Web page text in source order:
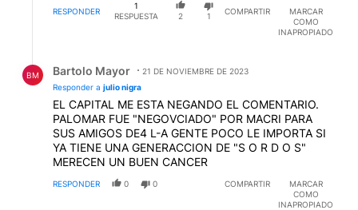
RESPONDER
1
RESPUESTA
2 1
COMPARTIR
MARCAR
COMO
INAPROPIADO
BM Bartolo Mayor
21 DE NOVIEMBRE DE 2023
Responder a julio nigra
EL CAPITAL ME ESTA NEGANDO EL COMENTARIO.
PALOMAR FUE "NEGOVCIADO" POR MACRI PARA
SUS AMIGOS DE4 L-A GENTE POCO LE IMPORTA SI
YA TIENE UNA GENERACCION DE "S O R D O S"
MERECEN UN BUEN CANCER
RESPONDER 0 0 COMPARTIR
MARCAR
COMO
INAPROPIADO